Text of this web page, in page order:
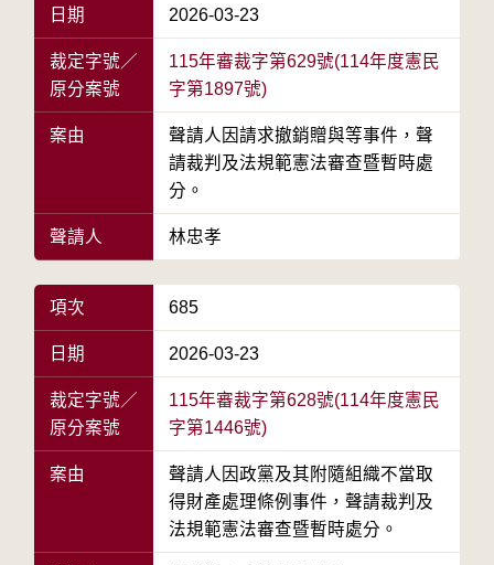
日期 2026-03-23
裁定字號／
原分案號
115年審裁字第629號(114年度憲民
字第1897號)
案由
聲請人因請求撤銷贈與等事件，聲
請裁判及法規範憲法審查暨暫時處
分。
聲請人 林忠孝
項次 685
日期 2026-03-23
裁定字號／
原分案號
115年審裁字第628號(114年度憲民
字第1446號)
案由
聲請人因政黨及其附隨組織不當取
得財產處理條例事件，聲請裁判及
法規範憲法審查暨暫時處分。